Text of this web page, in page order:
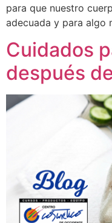
para que nuestro
adecuada y para algo
Cuidados
después